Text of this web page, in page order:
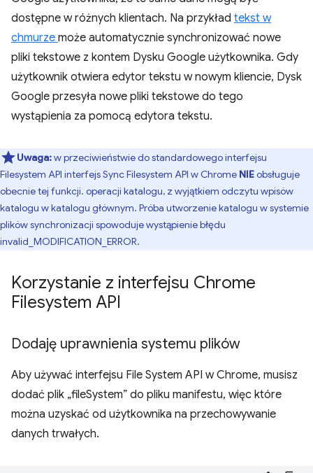
dostępne w różnych klientach. Na przykład tekst w
chmurze może automatycznie synchronizować nowe
pliki tekstowe z kontem Dysku Google użytkownika. Gdy
użytkownik otwiera edytor tekstu w nowym kliencie, Dysk
Google przesyła nowe pliki tekstowe do tego
wystąpienia za pomocą edytora tekstu.
Uwaga:w przeciwieństwie do standardowego interfejsu
Filesystem API interfejs Sync Filesystem API w Chrome NIEobsługuje
obecnie tej funkcji. operacji katalogu, z wyjątkiem odczytu wpisów
katalogu w katalogu głównym. Próba utworzenie katalogu w systemie
plików synchronizacji spowoduje wystąpienie błędu
invalid_MODIFICATION_ERROR.
Korzystanie z interfejsu Chrome
Filesystem API
Dodaję uprawnienia systemu plików
Aby używać interfejsu File System API w Chrome, musisz
dodać plik „fileSystem” do pliku manifestu, więc które
można uzyskać od użytkownika na przechowywanie
danych trwałych.